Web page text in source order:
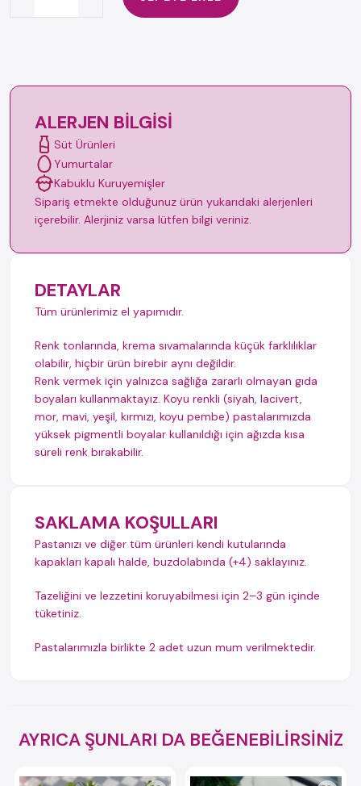
ALERJEN BILGISI
Süt Ürünleri
Yumurtalar
Kabuklu Kuruyemişler
Sipariş etmekte olduğunuz ürün yukarıdaki alerjenleri
içerebilir. Alerjiniz varsa lütfen bilgi veriniz.
DETAYLAR
Tüm ürünlerimiz el yapımıdır.
Renk tonlarında, krema sıvamalarında küçük farklılıklar
olabilir, hiçbir ürün birebir aynı değildir.
Renk vermek için yalnızca sağlığa zararlı olmayan gıda
boyaları kullanmaktayız. Koyu renkli (siyah, lacivert,
mor, mavi, yeşil, kırmızı, koyu pembe) pastalarımızda
yüksek pigmentli boyalar kullanıldığı için ağızda kısa
süreli renk bırakabilir.
SAKLAMA KOŞULLARI
Pastanızı ve diğer tüm ürünleri kendi kutularında
kapakları kapalı halde, buzdolabında (+4) saklayınız.
Tazeliğini ve lezzetini koruyabilmesi için 2–3 gün içinde
tüketiniz.
Pastalarımızla birlikte 2 adet uzun mum verilmektedir.
AYRICA ŞUNLARI DA BEĞENEBİLİRSİNİZ